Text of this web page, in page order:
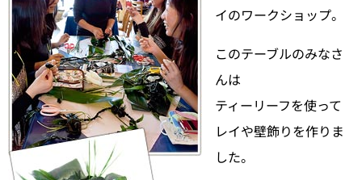
イのワークショップ。
このテーブルのみなさ
んは
ティーリーフを使って
レイや壁飾りを作りま
した。